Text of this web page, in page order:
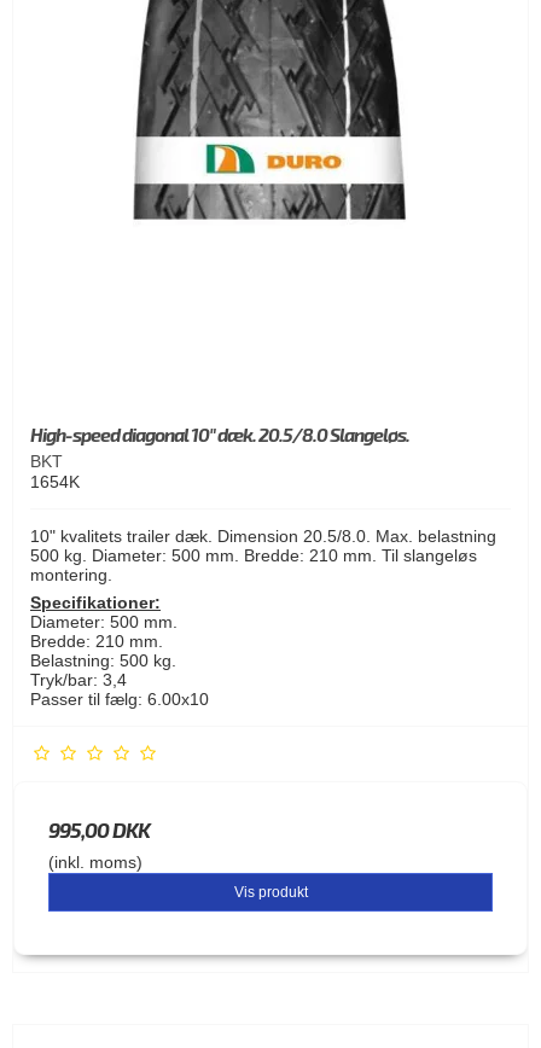
High-speed diagonal 10" dæk. 20.5/8.0 Slangeløs.
BKT
1654K
10" kvalitets trailer dæk. Dimension 20.5/8.0. Max. belastning
500 kg. Diameter: 500 mm. Bredde: 210 mm. Til slangeløs
montering.
Specifikationer:
Diameter: 500 mm.
Bredde: 210 mm.
Belastning: 500 kg.
Tryk/bar: 3,4
Passer til fælg: 6.00x10
995,00 DKK
(inkl. moms)
Vis produkt